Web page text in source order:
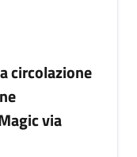
circolazione
via